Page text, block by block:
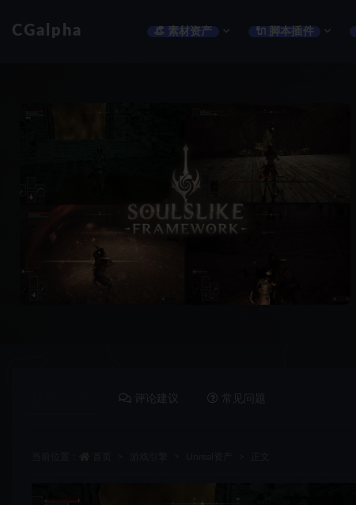
CGalpha 👒 素材资产 🔌 脚本插件
评论建议 常见问题